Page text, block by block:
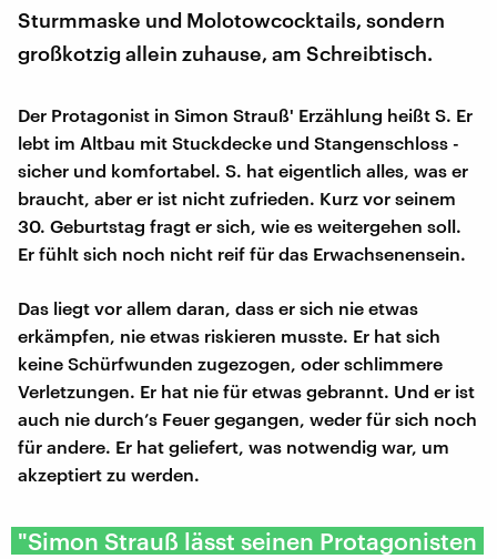
Sturmmaske und Molotowcocktails, sondern
großkotzig allein zuhause, am Schreibtisch.
Der Protagonist in Simon Strauß' Erzählung heißt S. Er
lebt im Altbau mit Stuckdecke und Stangenschloss -
sicher und komfortabel. S. hat eigentlich alles, was er
braucht, aber er ist nicht zufrieden. Kurz vor seinem
30. Geburtstag fragt er sich, wie es weitergehen soll.
Er fühlt sich noch nicht reif für das Erwachsenensein.
Das liegt vor allem daran, dass er sich nie etwas
erkämpfen, nie etwas riskieren musste. Er hat sich
keine Schürfwunden zugezogen, oder schlimmere
Verletzungen. Er hat nie für etwas gebrannt. Und er ist
auch nie durch’s Feuer gegangen, weder für sich noch
für andere. Er hat geliefert, was notwendig war, um
akzeptiert zu werden.
"Simon Strauß lässt seinen Protagonisten